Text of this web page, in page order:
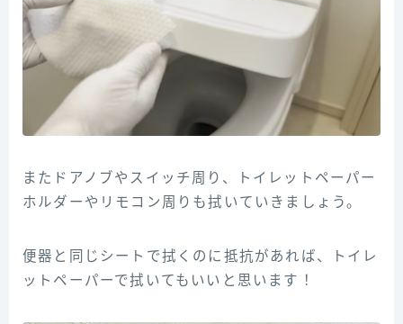
またドアノブやスイッチ周り、トイレットペーパー
ホルダーやリモコン周りも拭いていきましょう。
便器と同じシートで拭くのに抵抗があれば、トイレ
ットペーパーで拭いてもいいと思います！